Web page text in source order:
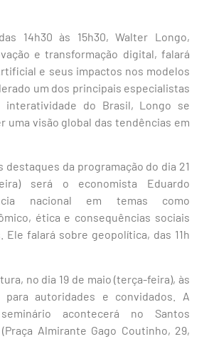
14h30 às 15h30, Walter Longo,
e transformação digital, falará
e seus impactos nos modelos
um dos principais especialistas
interatividade do Brasil, Longo se
uma visão global das tendências em
destaques da programação do dia 21
será o economista Eduardo
nacional em temas como
ética e consequências sociais
Ele falará sobre geopolítica, das 11h
no dia 19 de maio (terça-feira), às
para autoridades e convidados. A
acontecerá no Santos
Almirante Gago Coutinho, 29,